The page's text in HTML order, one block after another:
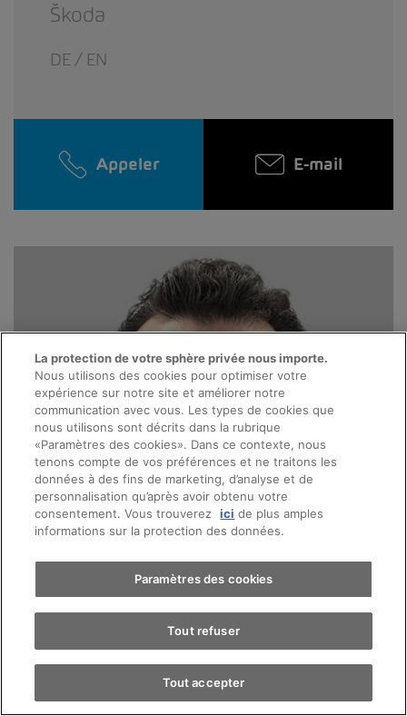
Škoda
DE / EN
Appeler E-mail
La protection de votre sphère privée nous importe.
Nous utilisons des cookies pour optimiser votre
expérience sur notre site et améliorer notre
communication avec vous. Les types de cookies que
nous utilisons sont décrits dans la rubrique
«Paramètres des cookies». Dans ce contexte, nous
tenons compte de vos préférences et ne traitons les
données à des fins de marketing, d’analyse et de
personnalisation qu’après avoir obtenu votre
consentement. Vous trouverez ici de plus amples
informations sur la protection des données.
Paramètres des cookies
Tout refuser
Tout accepter